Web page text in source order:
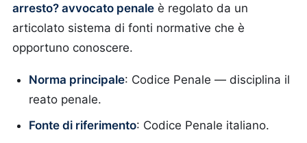
arresto? avvocato penale è regolato da un
articolato sistema di fonti normative che è
opportuno conoscere.
Norma principale: Codice Penale — disciplina il
reato penale.
Fonte di riferimento: Codice Penale italiano.